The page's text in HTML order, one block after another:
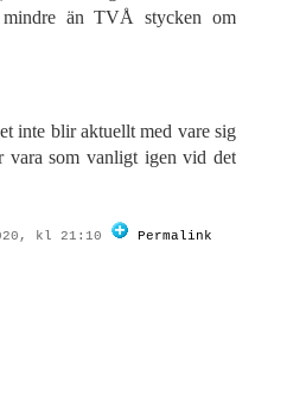
än TVÅ stycken om
inte blir aktuellt med vare sig
vara som vanligt igen vid det
kl 21:10 Permalink